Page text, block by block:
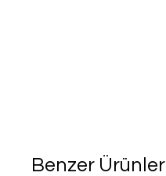
Benzer Ürünler